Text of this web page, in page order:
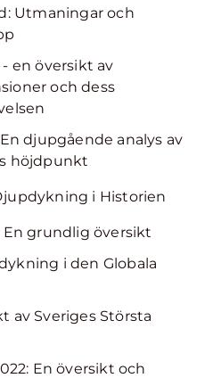
Utmaningar och
en översikt av
och dess
djupgående analys av
höjdpunkt
i Historien
grundlig översikt
i den Globala
av Sveriges Största
En översikt och